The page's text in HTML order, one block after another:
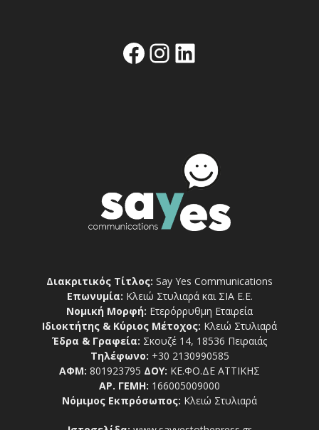
Facebook
Instagram
Linkedin
Διακριτικός Τίτλος: Say Yes Communications
Επωνυμία: Κλειώ Στυλιαρά και ΣΙΑ Ε.Ε.
Νομική Μορφή: Ετερόρρυθμη Εταιρεία
Ιδιοκτήτης & Κύριος Μέτοχος: Κλειώ Στυλιαρά
Έδρα & Γραφεία: Σκουζέ 14, 18536 Πειραιάς
Τηλέφωνο: +30 2130990585
ΑΦΜ: 801923795 ΔΟΥ: ΚΕ.ΦΟ.ΔΕ ΑΤΤΙΚΗΣ
ΑΡ. ΓΕΜΗ: 166005009000
Νόμιμος Εκπρόσωπος: Κλειώ Στυλιαρά